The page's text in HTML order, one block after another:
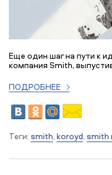
Еще один шаг на пути к
компания Smith,
ПОДРОБНЕЕ
Теги: smith, koroyd, smith